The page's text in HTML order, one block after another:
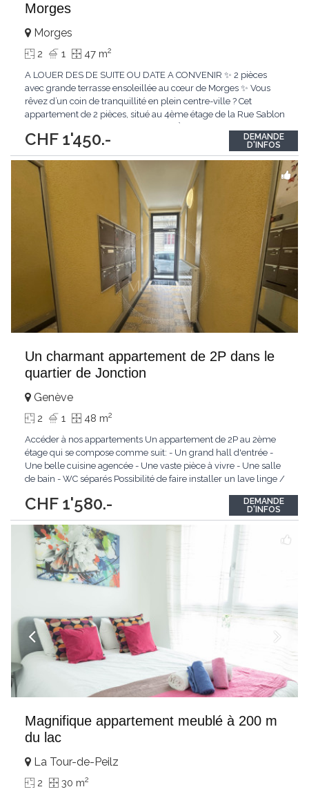
Morges
CHF 1'450.-
Morges
2 1 47 m2
A LOUER DES DE SUITE OU DATE A CONVENIR ✨ 2 pièces
avec grande terrasse ensoleillée au cœur de Morges ✨ Vous
rêvez d’un coin de tranquillité en plein centre-ville ? Cet
appartement de 2 pièces, situé au 4ème étage de la Rue Sablon
pied de la gare et entouré de toutes les commodités, vous
profiterez d’un...
DEMANDE
D'INFOS
Un charmant appartement de 2P dans le
quartier de Jonction
CHF 1'580.-
Genève
2 1 48 m2
Accéder à nos appartements Un appartement de 2P au 2ème
étage qui se compose comme suit: - Un grand hall d'entrée -
Une belle cuisine agencée - Une vaste pièce à vivre - Une salle
de bain - WC séparés Possibilité de faire installer un lave linge /
contacter pour plus de renseignements, nous ferons au plaisir...
DEMANDE
D'INFOS
Magnifique appartement meublé à 200 m
du lac
La Tour-de-Peilz
2 30 m2